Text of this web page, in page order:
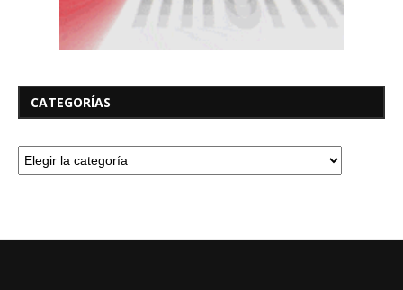
CATEGORÍAS